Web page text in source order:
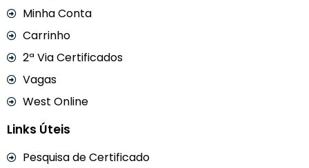
Minha Conta
Carrinho
2ª Via Certificados
Vagas
West Online
Links Úteis
Pesquisa de Certificado